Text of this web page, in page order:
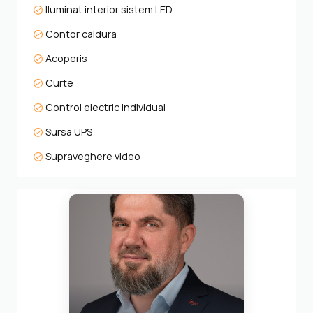
Iluminat interior sistem LED
Contor caldura
Acoperis
Curte
Control electric individual
Sursa UPS
Supraveghere video